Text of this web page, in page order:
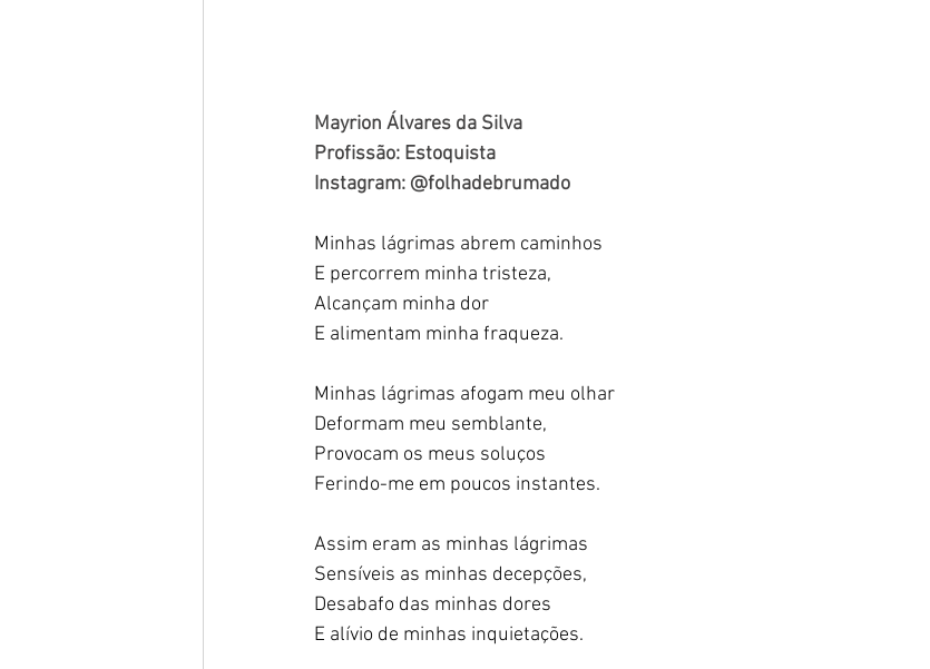
Mayrion Álvares da Silva
Profissão: Estoquista
Instagram: @folhadebrumado
Minhas lágrimas abrem caminhos
E percorrem minha tristeza,
Alcançam minha dor
E alimentam minha fraqueza.
Minhas lágrimas afogam meu olhar
Deformam meu semblante,
Provocam os meus soluços
Ferindo-me em poucos instantes.
Assim eram as minhas lágrimas
Sensíveis as minhas decepções,
Desabafo das minhas dores
E alívio de minhas inquietações.